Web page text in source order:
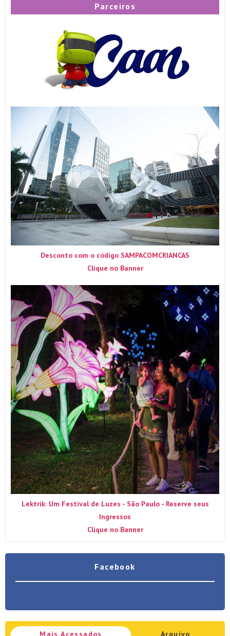
Parceiros
Desconto com o código SAMPACOMCRIANCAS
Clique no Banner
Lektrik: Um Festival de Luzes - São Paulo - Reserve seus
Ingressos
Clique no Banner
Facebook
Mais Acessados Arquivo